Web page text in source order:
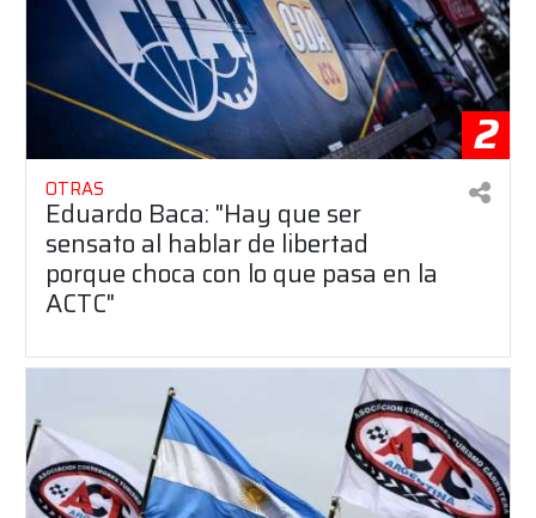
2
OTRAS
Eduardo Baca: "Hay que ser
sensato al hablar de libertad
porque choca con lo que pasa en la
ACTC"